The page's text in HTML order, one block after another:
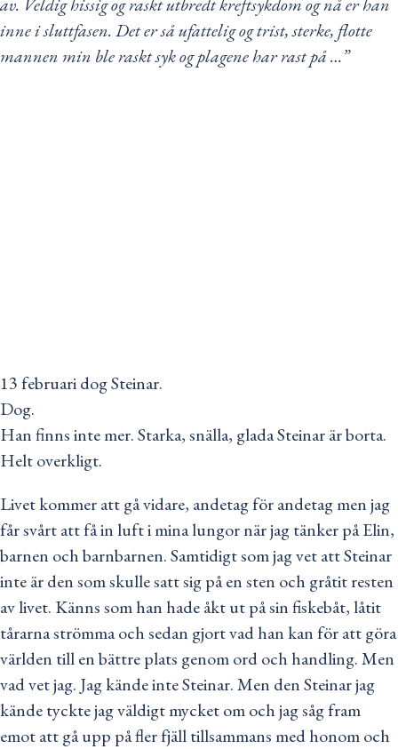
av. Veldig hissig og raskt utbredt kreftsykdom og nå er han
inne i sluttfasen. Det er så ufattelig og trist, sterke, flotte
mannen min ble raskt syk og plagene har rast på …”
13 februari dog Steinar.
Dog.
Han finns inte mer. Starka, snälla, glada Steinar är borta.
Helt overkligt.
Livet kommer att gå vidare, andetag för andetag men jag
får svårt att få in luft i mina lungor när jag tänker på Elin,
barnen och barnbarnen. Samtidigt som jag vet att Steinar
inte är den som skulle satt sig på en sten och gråtit resten
av livet. Känns som han hade åkt ut på sin fiskebåt, låtit
tårarna strömma och sedan gjort vad han kan för att göra
världen till en bättre plats genom ord och handling. Men
vad vet jag. Jag kände inte Steinar. Men den Steinar jag
kände tyckte jag väldigt mycket om och jag såg fram
emot att gå upp på fler fjäll tillsammans med honom och